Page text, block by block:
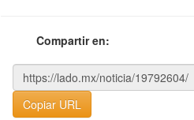
Compartir en:
Copiar URL